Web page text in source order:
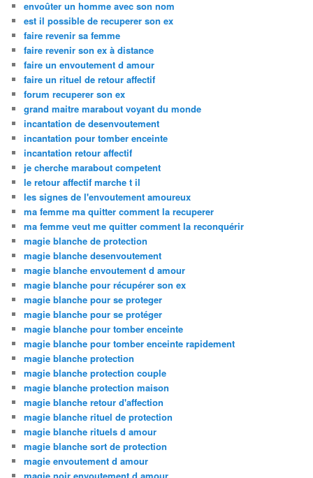
envoûter un homme avec son nom
est il possible de recuperer son ex
faire revenir sa femme
faire revenir son ex à distance
faire un envoutement d amour
faire un rituel de retour affectif
forum recuperer son ex
grand maitre marabout voyant du monde
incantation de desenvoutement
incantation pour tomber enceinte
incantation retour affectif
je cherche marabout competent
le retour affectif marche t il
les signes de l'envoutement amoureux
ma femme ma quitter comment la recuperer
ma femme veut me quitter comment la reconquérir
magie blanche de protection
magie blanche desenvoutement
magie blanche envoutement d amour
magie blanche pour récupérer son ex
magie blanche pour se proteger
magie blanche pour se protéger
magie blanche pour tomber enceinte
magie blanche pour tomber enceinte rapidement
magie blanche protection
magie blanche protection couple
magie blanche protection maison
magie blanche retour d'affection
magie blanche rituel de protection
magie blanche rituels d amour
magie blanche sort de protection
magie envoutement d amour